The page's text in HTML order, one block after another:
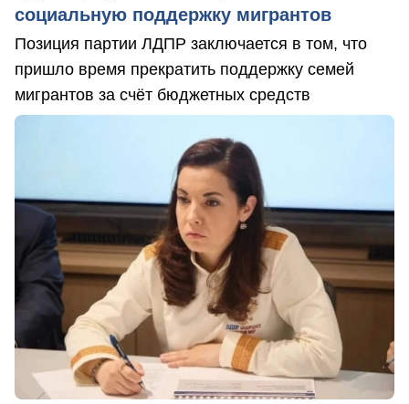
социальную поддержку мигрантов
Позиция партии ЛДПР заключается в том, что
пришло время прекратить поддержку семей
мигрантов за счёт бюджетных средств